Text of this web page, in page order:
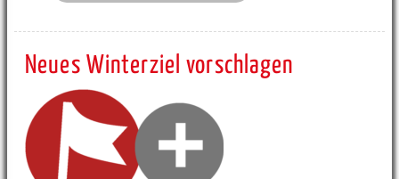
Neues Winterziel vorschlagen